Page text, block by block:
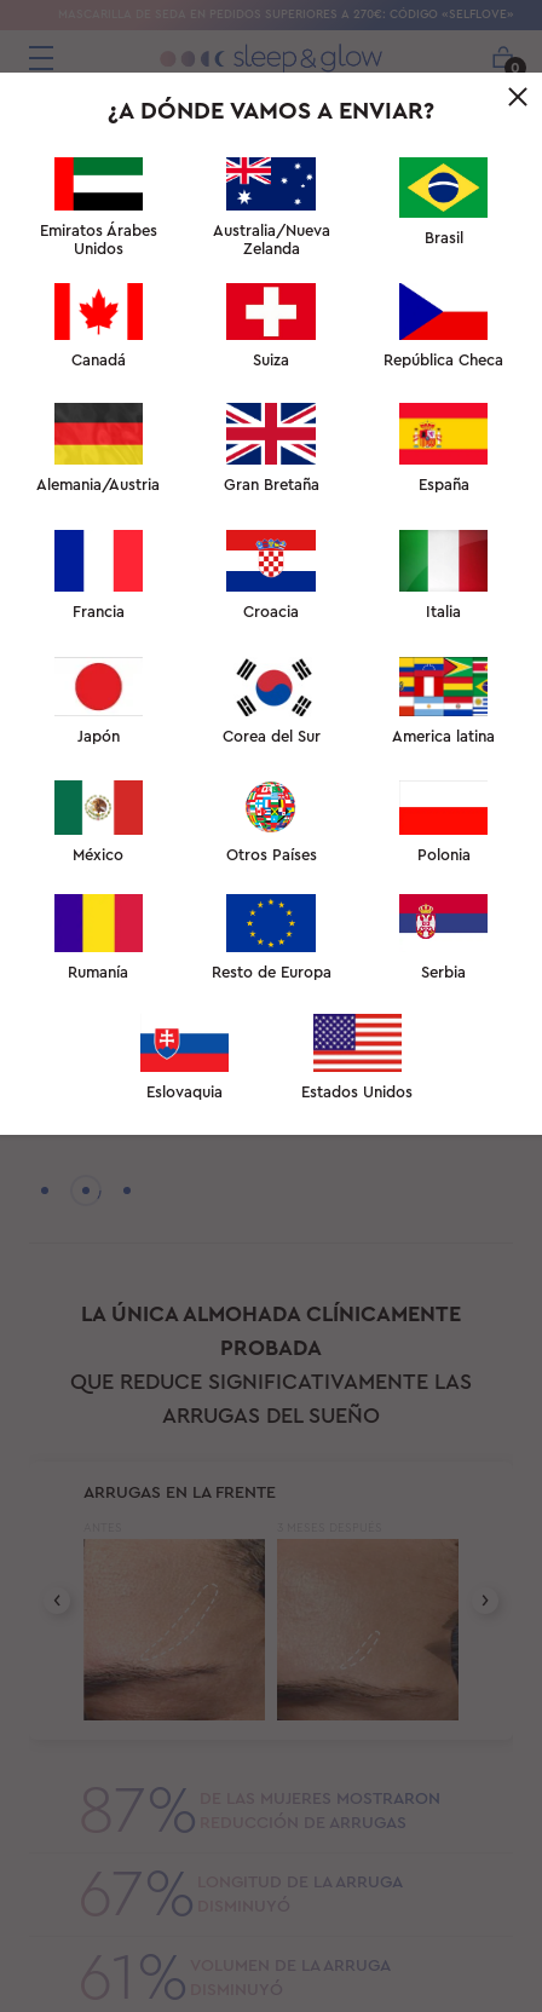
MASCARILLA DE SEDA EN PEDIDOS SUPERIORES A 270€: CÓDIGO «SELFLOVE»
0
TU PIEL AL MISMO TIEMPO
DESPIÉRTATE
¿QUÉ ES SLEEP&GLOW?
LA ÚNICA ALMOHADA CLÍNICAMENTE
PROBADA
QUE REDUCE SIGNIFICATIVAMENTE LAS
ARRUGAS DEL SUEÑO
ARRUGAS EN LA FRENTE
87%
DE LAS MUJERES MOSTRARON
REDUCCIÓN DE ARRUGAS
67%
LONGITUD DE LA ARRUGA
61%
VOLUMEN DE LA ARRUGA
¿A DÓNDE VAMOS A ENVIAR?
Emiratos Árabes
Unidos
Australia/Nueva
Zelanda
Brasil
Canadá Suiza República Checa
Alemania/Austria Gran Bretaña España
Francia Croacia Italia
Japón Corea del Sur America latina
México Otros Países Polonia
Rumanía Resto de Europa Serbia
Eslovaquia Estados Unidos